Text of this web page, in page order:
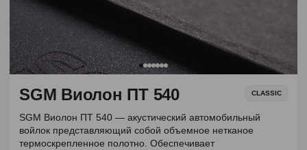
SGM Виолон ПТ 540 CLASSIC
SGM Виолон ПТ 540 — акустический автомобильный
войлок представляющий собой объемное нетканое
термоскрепленное полотно. Обеспечивает